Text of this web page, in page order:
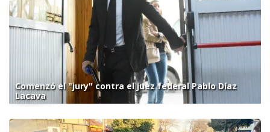
Comenzó el "jury" contra el juez federal Pablo Díaz
Lacava